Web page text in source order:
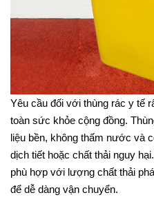
Yêu cầu đối với thùng rác y tế
toàn sức khỏe cộng đồng.
liệu bền, không thấm nước và
dịch tiết hoặc chất thải nguy
phù hợp với lượng chất thải
để dễ dàng vận chuyển.